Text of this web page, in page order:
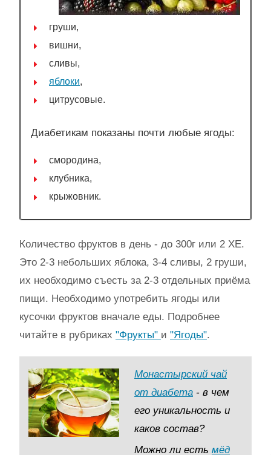
груши,
вишни,
сливы,
яблоки,
цитрусовые.
Диабетикам показаны почти любые ягоды:
смородина,
клубника,
крыжовник.
Количество фруктов в день - до 300г или 2 ХЕ.
Это 2-3 небольших яблока, 3-4 сливы, 2 груши,
их необходимо съесть за 2-3 отдельных приёма
пищи. Необходимо употребить ягоды или
кусочки фруктов вначале еды. Подробнее
читайте в рубриках "Фрукты" и "Ягоды".
Монастырский чай
от диабета - в чем
его уникальность и
каков состав?
Можно ли есть мёд